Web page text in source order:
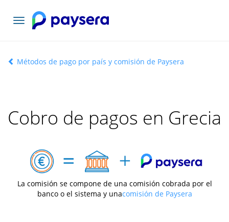
Toggle
navigation
Métodos de pago por país y comisión de Paysera
Cobro de pagos en Grecia
La comisión se compone de una comisión cobrada por el
banco o el sistema y unacomisión de Paysera